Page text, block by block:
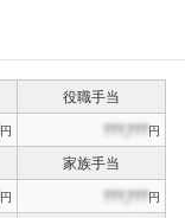
役職手当
円 ???,???円
家族手当
円 ???,???円